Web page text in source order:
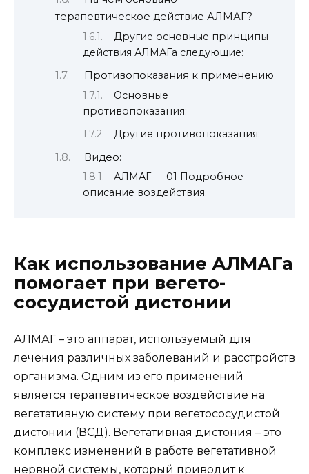
терапевтическое действие АЛМАГ?
Другие основные принципы
действия АЛМАГа следующие:
Противопоказания к применению
Основные
противопоказания:
Другие противопоказания:
Видео:
АЛМАГ — 01 Подробное
описание воздействия.
Как использование АЛМАГа
помогает при вегето-
сосудистой дистонии
АЛМАГ – это аппарат, используемый для
лечения различных заболеваний и расстройств
организма. Одним из его применений
является терапевтическое воздействие на
вегетативную систему при вегетососудистой
дистонии (ВСД). Вегетативная дистония – это
комплекс изменений в работе вегетативной
нервной системы, который приводит к